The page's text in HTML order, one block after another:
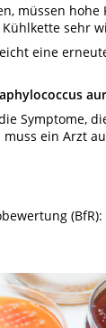
müssen hohe
sehr
eine
Symptome,
ein Arzt
(BfR):